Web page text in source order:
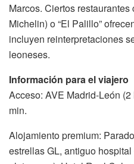
Marcos. Ciertos restaurantes
Michelin) o “El Palillo”
incluyen reinterpretaciones
leoneses.
Información para el viajero
Acceso: AVE Madrid-León
min.
Alojamiento premium:
estrellas GL, antiguo